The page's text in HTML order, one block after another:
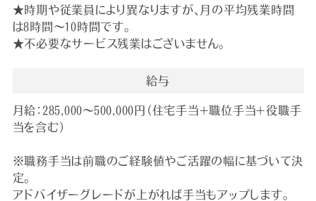
★時期や従業員により異なりますが、月の平均残業時間
は8時間～10時間です。
★不必要なサービス残業はございません。
給与
月給：285,000～500,000円（住宅手当＋職位手当＋役職手
当を含む）
※職務手当は前職のご経験値やご活躍の幅に基づいて決
定。
アドバイザーグレードが上がれば手当もアップします。